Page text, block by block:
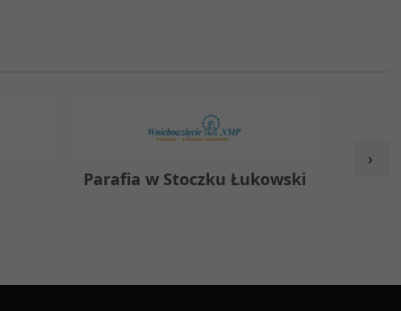
Parafia w Stoczku Łukowski
›